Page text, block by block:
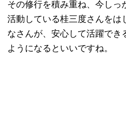
その修行を積み重ね、今しっ
活動している桂三度さんをは
なさんが、安心して活躍でき
ようになるといいですね。